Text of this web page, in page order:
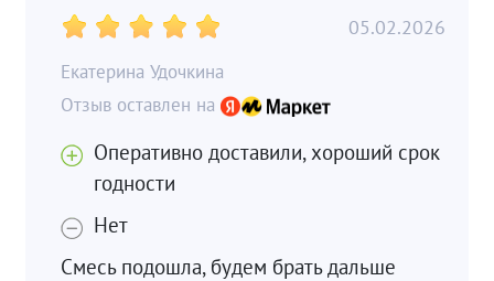
Екатерина Удочкина
05.02.2026
Оперативно доставили, хороший срок
годности
Нет
Смесь подошла, будем брать дальше